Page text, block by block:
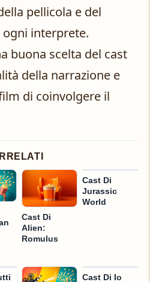
pellicola e del
interprete.
buona scelta del cast
della narrazione e
di coinvolgere il
Cast Di
Alien:
Romulus
Cast Di
Jurassic
World
Cast Di Io